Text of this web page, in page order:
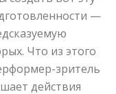
—
Что из этого
зритель
действия